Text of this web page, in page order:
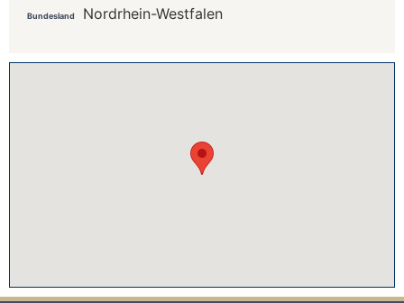
Bundesland Nordrhein-Westfalen